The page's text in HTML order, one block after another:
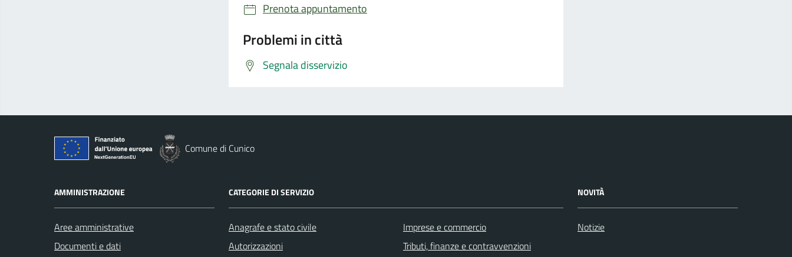
Prenota appuntamento
Problemi in città
Segnala disservizio
Comune di Cunico
AMMINISTRAZIONE
Aree amministrative
Documenti e dati
CATEGORIE DI SERVIZIO
Anagrafe e stato civile
Autorizzazioni
Imprese e commercio
Tributi, finanze e contravvenzioni
NOVITÀ
Notizie